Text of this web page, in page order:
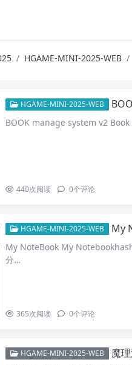
HGAME-MINI-2025-WEB
HGAME-MINI-2025-WEB
BOOK manage system v2
440次阅读 0个评论
HGAME-MINI-2025-WEB My
My NoteBook My
分…
365次阅读 0个评论
HGAME-MINI-2025-WEB 魔